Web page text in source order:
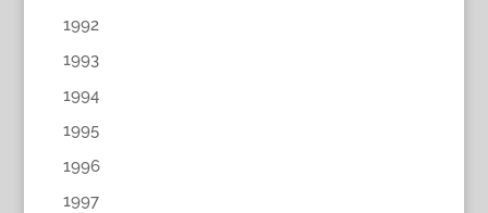
1992
1993
1994
1995
1996
1997